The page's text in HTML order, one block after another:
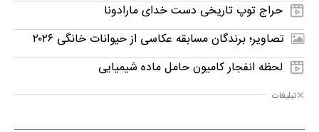
حراج توپ تاریخی دست خدای مارادونا
تصاویر؛ برندگان مسابقه عکاسی از حیوانات خانگی ۲۰۲۶
لحظه انفجار کامیون حامل ماده شیمیایی
تبلیغات